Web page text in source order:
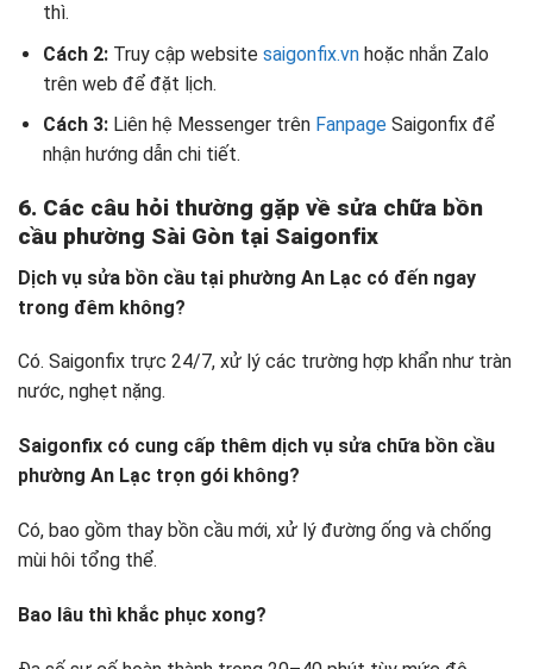
thì.
Cách 2:Truy cập website saigonfix.vnhoặc nhắn Zalo
trên web để đặt lịch.
Cách 3:Liên hệ Messenger trên FanpageSaigonfix để
nhận hướng dẫn chi tiết.
6. Các câu hỏi thường gặp về sửa chữa bồn
cầu phường Sài Gòn tại Saigonfix
Dịch vụ sửa bồn cầu tại phường An Lạc có đến ngay
trong đêm không?
Có. Saigonfix trực 24/7, xử lý các trường hợp khẩn như tràn
nước, nghẹt nặng.
Saigonfix có cung cấp thêm dịch vụ sửa chữa bồn cầu
phường An Lạc trọn gói không?
Có, bao gồm thay bồn cầu mới, xử lý đường ống và chống
mùi hôi tổng thể.
Bao lâu thì khắc phục xong?